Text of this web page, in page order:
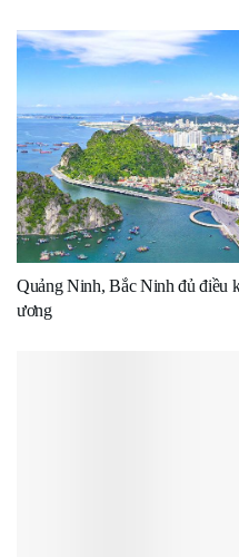
Quảng Ninh, Bắc Ninh đủ điều
ương